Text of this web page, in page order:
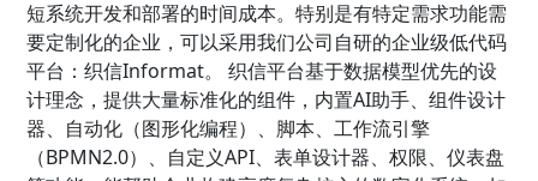
短系统开发和部署的时间成本。特别是有特定需求功能需
要定制化的企业，可以采用我们公司自研的企业级低代码
平台：织信Informat。 织信平台基于数据模型优先的设
计理念，提供大量标准化的组件，内置AI助手、组件设计
器、自动化（图形化编程）、脚本、工作流引擎
（BPMN2.0）、自定义API、表单设计器、权限、仪表盘